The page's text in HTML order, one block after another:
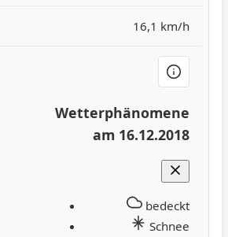
16,1 km/h
Wetterphänomene
am 16.12.2018
bedeckt
Schnee